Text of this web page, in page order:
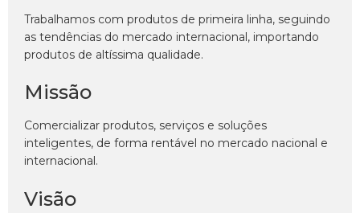
Trabalhamos com produtos de primeira linha, seguindo
as tendências do mercado internacional, importando
produtos de altíssima qualidade.
Missão
Comercializar produtos, serviços e soluções
inteligentes, de forma rentável no mercado nacional e
internacional.
Visão